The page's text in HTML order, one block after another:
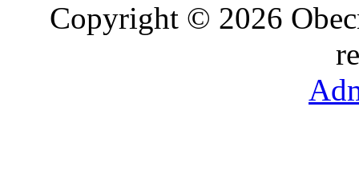
Copyright © 2026